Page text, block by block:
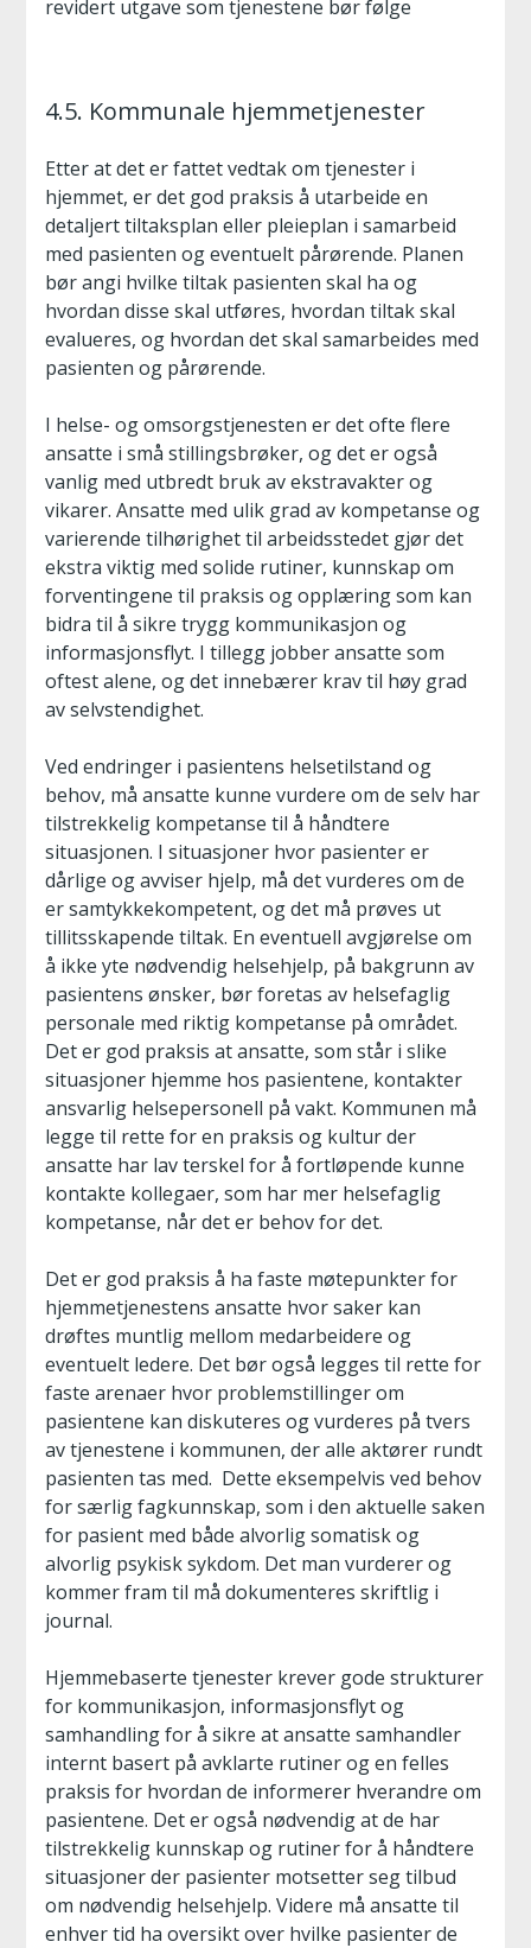
revidert utgave som tjenestene bør følge
4.5. Kommunale hjemmetjenester
Etter at det er fattet vedtak om tjenester i
hjemmet, er det god praksis å utarbeide en
detaljert tiltaksplan eller pleieplan i samarbeid
med pasienten og eventuelt pårørende. Planen
bør angi hvilke tiltak pasienten skal ha og
hvordan disse skal utføres, hvordan tiltak skal
evalueres, og hvordan det skal samarbeides med
pasienten og pårørende.
I helse- og omsorgstjenesten er det ofte flere
ansatte i små stillingsbrøker, og det er også
vanlig med utbredt bruk av ekstravakter og
vikarer. Ansatte med ulik grad av kompetanse og
varierende tilhørighet til arbeidsstedet gjør det
ekstra viktig med solide rutiner, kunnskap om
forventingene til praksis og opplæring som kan
bidra til å sikre trygg kommunikasjon og
informasjonsflyt. I tillegg jobber ansatte som
oftest alene, og det innebærer krav til høy grad
av selvstendighet.
Ved endringer i pasientens helsetilstand og
behov, må ansatte kunne vurdere om de selv har
tilstrekkelig kompetanse til å håndtere
situasjonen. I situasjoner hvor pasienter er
dårlige og avviser hjelp, må det vurderes om de
er samtykkekompetent, og det må prøves ut
tillitsskapende tiltak. En eventuell avgjørelse om
å ikke yte nødvendig helsehjelp, på bakgrunn av
pasientens ønsker, bør foretas av helsefaglig
personale med riktig kompetanse på området.
Det er god praksis at ansatte, som står i slike
situasjoner hjemme hos pasientene, kontakter
ansvarlig helsepersonell på vakt. Kommunen må
legge til rette for en praksis og kultur der
ansatte har lav terskel for å fortløpende kunne
kontakte kollegaer, som har mer helsefaglig
kompetanse, når det er behov for det.
Det er god praksis å ha faste møtepunkter for
hjemmetjenestens ansatte hvor saker kan
drøftes muntlig mellom medarbeidere og
eventuelt ledere. Det bør også legges til rette for
faste arenaer hvor problemstillinger om
pasientene kan diskuteres og vurderes på tvers
av tjenestene i kommunen, der alle aktører rundt
pasienten tas med. Dette eksempelvis ved behov
for særlig fagkunnskap, som i den aktuelle saken
for pasient med både alvorlig somatisk og
alvorlig psykisk sykdom. Det man vurderer og
kommer fram til må dokumenteres skriftlig i
journal.
Hjemmebaserte tjenester krever gode strukturer
for kommunikasjon, informasjonsflyt og
samhandling for å sikre at ansatte samhandler
internt basert på avklarte rutiner og en felles
praksis for hvordan de informerer hverandre om
pasientene. Det er også nødvendig at de har
tilstrekkelig kunnskap og rutiner for å håndtere
situasjoner der pasienter motsetter seg tilbud
om nødvendig helsehjelp. Videre må ansatte til
enhver tid ha oversikt over hvilke pasienter de